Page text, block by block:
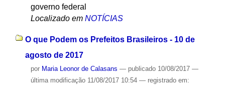
governo federal
Localizado em NOTÍCIAS
O que Podem os Prefeitos Brasileiros - 10 de
agosto de 2017
por Maria Leonor de Calasans — publicado10/08/2017 —
última modificação11/08/2017 10:54 — registrado em: